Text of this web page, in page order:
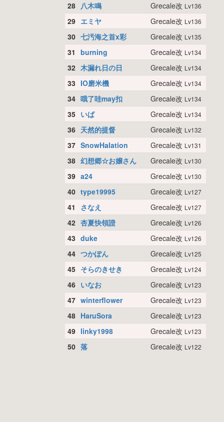
28 八木鳴 Grecale改 Lv136
29 エミヤ Grecale改 Lv136
30 七汚海之首x彩 Grecale改 Lv135
31 burning Grecale改 Lv134
32 木漏れ日の日 Grecale改 Lv134
33 IO磨米機 Grecale改 Lv134
34 哦了哇may扣 Grecale改 Lv134
35 いば Grecale改 Lv134
36 天然的提督 Grecale改 Lv132
37 SnowHalation Grecale改 Lv131
38 幻想郷☆お嬢さん Grecale改 Lv130
39 a24 Grecale改 Lv130
40 type19995 Grecale改 Lv127
41 さなえ Grecale改 Lv127
42 杏夏快領證 Grecale改 Lv126
43 duke Grecale改 Lv126
44 つかぽん Grecale改 Lv125
45 そらのきせき Grecale改 Lv124
46 いなお Grecale改 Lv123
47 winterflower Grecale改 Lv123
48 HaruSora Grecale改 Lv123
49 linky1998 Grecale改 Lv123
50 落 Grecale改 Lv122